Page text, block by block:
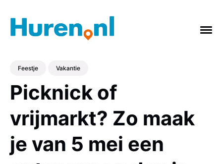
Feestje Vakantie
Picknick of
vrijmarkt? Zo maak
je van 5 mei een
Vakantie Verbouwing Afvalcontainer
Feestje Tuin Badkamer Keuken